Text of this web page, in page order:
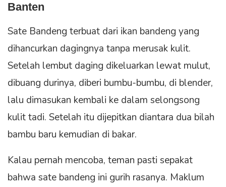
Banten
Sate Bandeng terbuat dari ikan bandeng yang
dihancurkan dagingnya tanpa merusak kulit.
Setelah lembut daging dikeluarkan lewat mulut,
dibuang durinya, diberi bumbu-bumbu, di blender,
lalu dimasukan kembali ke dalam selongsong
kulit tadi. Setelah itu dijepitkan diantara dua bilah
bambu baru kemudian di bakar.
Kalau pernah mencoba, teman pasti sepakat
bahwa sate bandeng ini gurih rasanya. Maklum